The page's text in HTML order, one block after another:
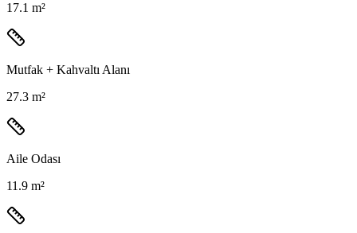
17.1 m²
Mutfak + Kahvaltı Alanı
27.3 m²
Aile Odası
11.9 m²